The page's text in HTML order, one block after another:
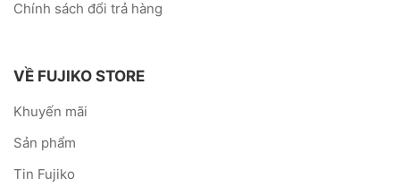
Chính sách đổi trả hàng
VỀ FUJIKO STORE
Khuyến mãi
Sản phẩm
Tin Fujiko